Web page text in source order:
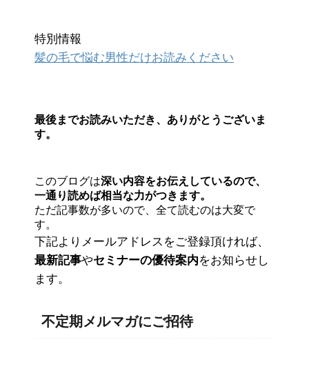
特別情報
髪の毛で悩む男性だけお読みください
最後までお読みいただき、ありがとうございま
す。
このブログは深い内容をお伝えしているので、
一通り読めば相当な力がつきます。
ただ記事数が多いので、全て読むのは大変で
す。
下記よりメールアドレスをご登録頂ければ、
最新記事やセミナーの優待案内をお知らせし
ます。
不定期メルマガにご招待